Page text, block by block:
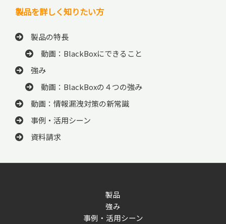
製品を詳しく知りたい方
製品の特長
動画：BlackBoxにできること
強み
動画：BlackBoxの４つの強み
動画：情報漏洩対策の新常識
事例・活用シーン
資料請求
製品
強み
事例・活用シーン